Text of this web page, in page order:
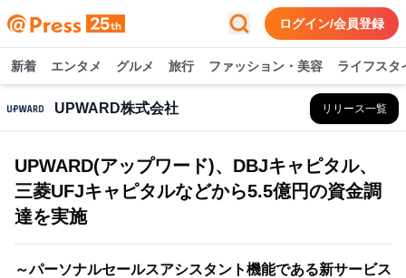
ログイン/会員登録
新着 エンタメ グルメ 旅行 ファッション・美容 ライフスタ
UPWARD株式会社 リリース一覧
UPWARD(アップワード)、DBJキャピタル、
三菱UFJキャピタルなどから5.5億円の資金調
達を実施
～パーソナルセールスアシスタント機能である新サービス